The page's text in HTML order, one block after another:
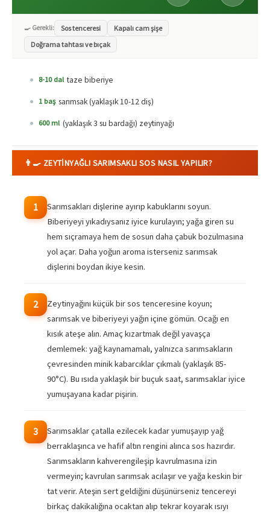
🍳 Gerekli: Sos tenceresi
Kapalı cam şişe
Doğrama tahtası ve bıçak
8-10 dal taze biberiye
1 baş sarımsak (yaklaşık 10-12 diş)
600 ml (yaklaşık 3 su bardağı) zeytinyağı
👨‍🍳 ZEYTINYAĞLI SARIMSAKLI SOS NASIL YAPILIR?
1
Sarımsakları dişlerine ayırıp kabuklarını soyun.
Biberiyeyi yıkadıysanız iyice kurulayın; yağa giren su
hem sıçramaya hem de sosun daha çabuk bozulmasına
yol açar. Daha yoğun aroma isterseniz sarımsak
dişlerini boydan ikiye kesin.
2
Zeytinyağını küçük bir sos tenceresine koyun;
sarımsak ve biberiyeyi yağın içine gömün. Ocağı en
kısık ateşe alın. Amaç kızartmak değil yavaşça
demlemek: yağ kaynamamalı, yalnızca sarımsakların
çevresinden minik kabarcıklar çıkmalı (yaklaşık 85-
90°C). Bu ısıda yaklaşık bir buçuk saat, sarımsaklar iyice
yumuşayana kadar pişirin.
3
Sarımsaklar çatalla ezilecek kadar yumuşayıp yağ
berraklaşınca ve hafif altın rengini alınca sos hazırdır.
Sarımsakların kahverengileşip kavrulmasına izin
vermeyin; kavrulan sarımsak acılaşır ve yağa keskin bir
tat verir. Ateşin sert geldiğini düşünürseniz tencereyi
birkaç dakikalığına ocaktan alıp tekrar koyarak ısıyı